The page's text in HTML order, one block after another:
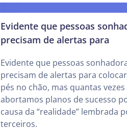
Evidente que pessoas
precisam de alertas para
Evidente que pessoas
precisam de alertas para
pés no chão, mas quantas
abortamos planos de sucesso
causa da “realidade” lembrada
terceiros.